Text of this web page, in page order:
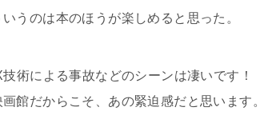
うのは本のほうが楽しめると思った。
術による事故などのシーンは凄いです！
館だからこそ、あの緊迫感だと思います。